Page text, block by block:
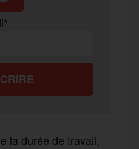
la durée de travail,